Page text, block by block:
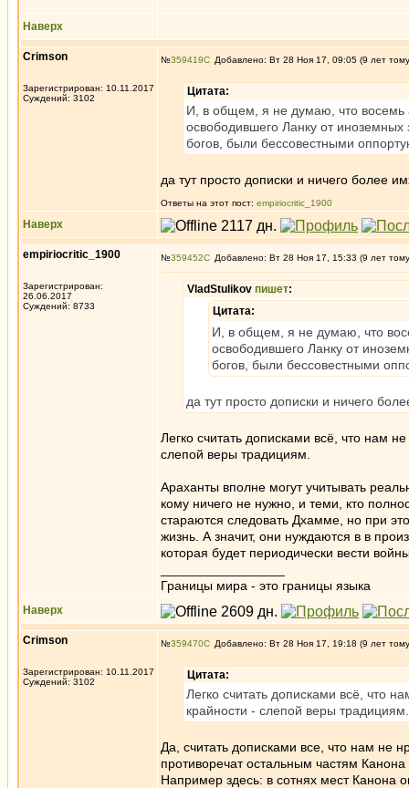
Наверх
Crimson
Зарегистрирован: 10.11.2017
Суждений: 3102
№359419 Добавлено: Вт 28 Ноя 17, 09:05 (9 лет
Цитата:
И, в общем, я не думаю, что восемь
освободившего Ланку от
богов, были бессовестными
да тут просто дописки и ничего более
Ответы на этот пост: empiriocritic_1900
Наверх
empiriocritic_1900
Зарегистрирован:
26.06.2017
Суждений: 8733
№359452 Добавлено: Вт 28 Ноя 17, 15:33 (9 лет
VladStulikov пишет:
Цитата:
И, в общем, я не думаю, что
освободившего Ланку от
богов, были бессовестными
да тут просто дописки и ничего
Легко считать дописками всё, что нам
слепой веры традициям.
Араханты вполне могут учитывать
кому ничего не нужно, и теми, кто
стараются следовать Дхамме, но при
жизнь. А значит, они нуждаются в в
которая будет периодически вести
Границы мира - это границы языка
Наверх
Crimson
Зарегистрирован: 10.11.2017
Суждений: 3102
№359470 Добавлено: Вт 28 Ноя 17, 19:18 (9 лет
Цитата:
Легко считать дописками всё, что
крайности - слепой веры традициям.
Да, считать дописками все, что нам не
противоречат остальным частям
Например здесь: в сотнях мест Канона